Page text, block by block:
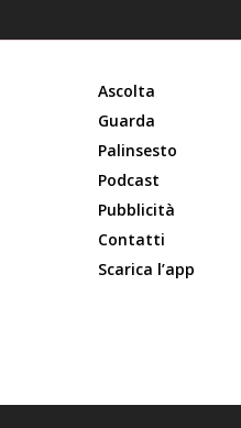
Ascolta
Guarda
Palinsesto
Podcast
Pubblicità
Contatti
Scarica l’app